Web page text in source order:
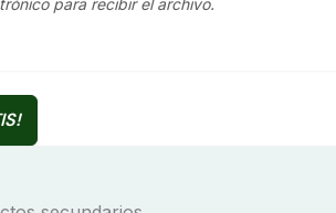
para recibir el archivo.